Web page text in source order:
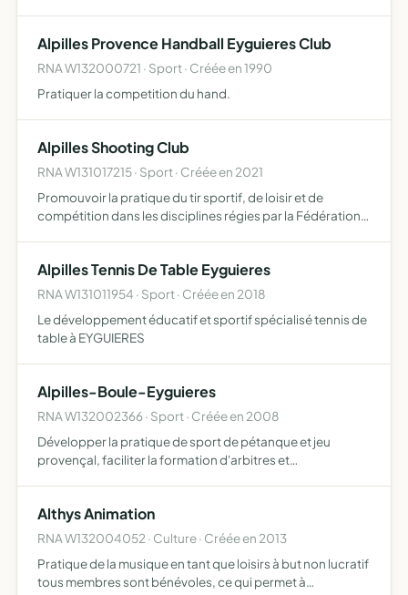
Alpilles Provence Handball Eyguieres Club
RNA W132000721 · Sport · Créée en 1990
Pratiquer la competition du hand.
Alpilles Shooting Club
RNA W131017215 · Sport · Créée en 2021
Promouvoir la pratique du tir sportif, de loisir et de
compétition dans les disciplines régies par la Fédération
Alpilles Tennis De Table Eyguieres
RNA W131011954 · Sport · Créée en 2018
Le développement éducatif et sportif spécialisé tennis de
table à EYGUIERES
Alpilles-Boule-Eyguieres
RNA W132002366 · Sport · Créée en 2008
Développer la pratique de sport de pétanque et jeu
provençal, faciliter la formation d'arbitres et
Althys Animation
RNA W132004052 · Culture · Créée en 2013
Pratique de la musique en tant que loisirs à but non lucratif
tous membres sont bénévoles, ce qui permet à